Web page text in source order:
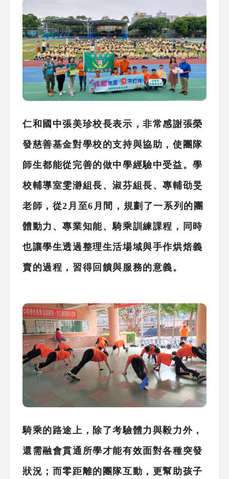
仁和國中張美珍校長表示，非常感謝張榮
發慈善基金對學校的支持與協助，使團隊
師生都能從完善的做中學經驗中受益。學
校輔導室雯瀞組長、淑芬組長、專輔劭旻
老師，從2月至6月間，規劃了一系列的團
體動力、專業知能、騎乘訓練課程，同時
也讓學生透過整理生活場域與手作烘焙義
賣的過程，習得回饋與服務的意義。
騎乘的路途上，除了考驗體力與毅力外，
還需融會貫通所學才能有效面對各種突發
狀況；而零距離的團隊互動，更幫助孩子